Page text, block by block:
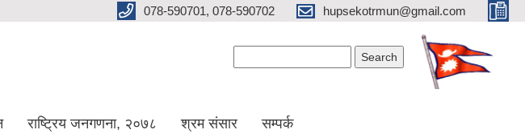
078-590701, 078-590702 hupsekotrmun@gmail.com
राष्ट्रिय जनगणना, २०७८ श्रम संसार सम्पर्क